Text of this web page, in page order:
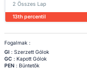
2 Összes Lap
13th percentil
Fogalmak :
Gl : Szerzett Gólok
GC : Kapott Gólok
PEN: Büntetők